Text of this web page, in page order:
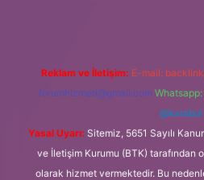
Reklam ve İletişim: E-mail:
forumhizmeti@gmail.com
@karabul
Yasal Uyarı: Sitemiz, 5651 Sayılı
ve İletişim Kurumu (BTK) tarafından
olarak hizmet vermektedir. Bu